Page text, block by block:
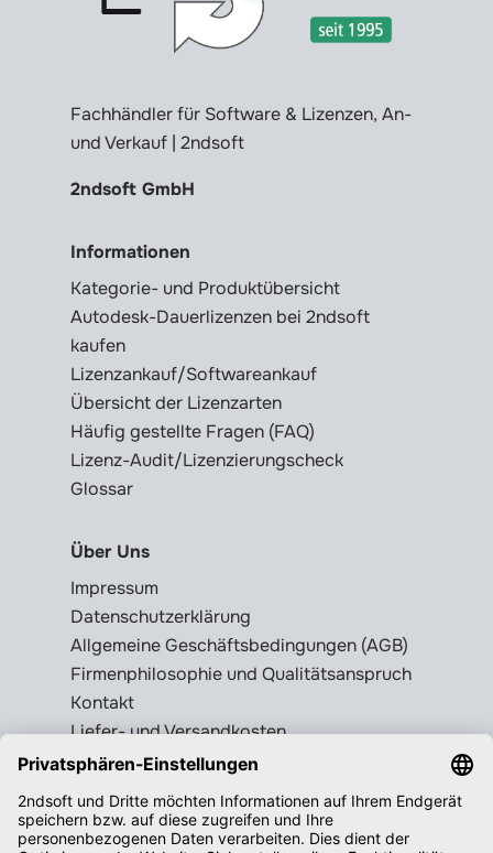
Fachhändler für Software & Lizenzen, An-
und Verkauf | 2ndsoft
2ndsoft GmbH
Informationen
Kategorie- und Produktübersicht
Autodesk-Dauerlizenzen bei 2ndsoft
kaufen
Lizenzankauf/Softwareankauf
Übersicht der Lizenzarten
Häufig gestellte Fragen (FAQ)
Lizenz-Audit/Lizenzierungscheck
Glossar
Über Uns
Impressum
Datenschutzerklärung
Allgemeine Geschäftsbedingungen (AGB)
Firmenphilosophie und Qualitätsanspruch
Kontakt
Liefer- und Versandkosten
Rückgabebedingungen
Wissenswertes